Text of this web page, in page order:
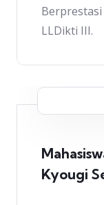
Berprestasi
LLDikti III.
Kyougi